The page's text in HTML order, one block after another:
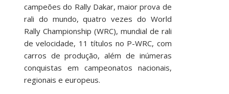
campeões do Rally Dakar, maior prova de
rali do mundo, quatro vezes do World
Rally Championship (WRC), mundial de rali
de velocidade, 11 títulos no P-WRC, com
carros de produção, além de inúmeras
conquistas em campeonatos nacionais,
regionais e europeus.